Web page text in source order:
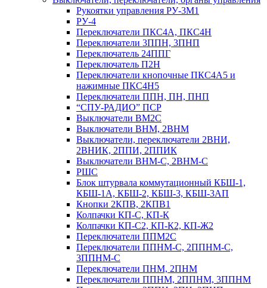
Рукоятки управления РУ-3М1
РУ-4
Переключатели ПКС4А, ПКС4Н
Переключатели 3ППН, 3ПНП
Переключатель 24ППГ
Переключатель П2Н
Переключатели кнопочные ПКС4А5 и
нажимные ПКС4Н5
Переключатели ППН, ПН, ПНП
“СПУ-РАДИО” ПСР
Выключатели ВМ2С
Выключатели ВНМ, 2ВНМ
Выключатели, переключатели 2ВНИ,
2ВНИК, 2ППИ, 2ППИК
Выключатели ВНМ-С, 2ВНМ-С
РШС
Блок штурвала коммутационный КБШ-1,
КБШ-1А, КБШ-2, КБШ-3, КБШ-3АП
Кнопки 2КПВ, 2КПВ1
Колпачки КП-С, КП-К
Колпачки КП-С2, КП-К2, КП-Ж2
Переключатели ППМ2С
Переключатели ППНМ-С, 2ППНМ-С,
3ППНМ-С
Переключатели ПНМ, 2ПНМ
Переключатели ППНМ, 2ППНМ, 3ППНМ